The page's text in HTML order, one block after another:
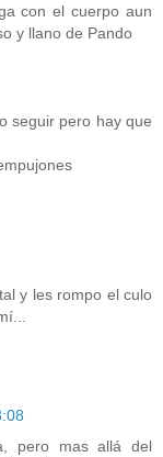
con el cuerpo aun
y llano de Pando
seguir pero hay que
y les rompo el culo
pero mas allá del